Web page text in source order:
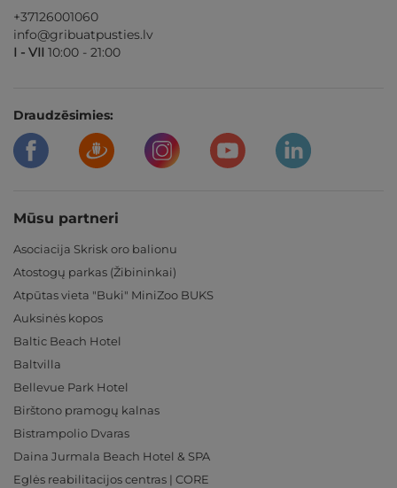
+37126001060
info@gribuatpusties.lv
I - VII 10:00 - 21:00
Draudzēsimies:
Mūsu partneri
Asociacija Skrisk oro balionu
Atostogų parkas (Žibininkai)
Atpūtas vieta "Buki" MiniZoo BUKS
Auksinės kopos
Baltic Beach Hotel
Baltvilla
Bellevue Park Hotel
Birštono pramogų kalnas
Bistrampolio Dvaras
Daina Jurmala Beach Hotel & SPA
Eglės reabilitacijos centras | CORE